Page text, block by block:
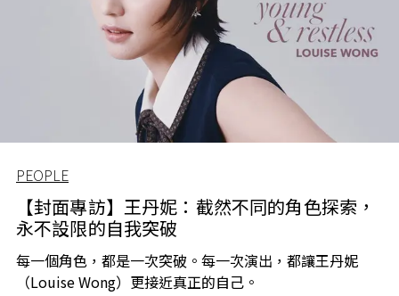
PEOPLE
【封面專訪】王丹妮：截然不同的角色探索，
永不設限的自我突破
每一個角色，都是一次突破。每一次演出，都讓王丹妮
（Louise Wong）更接近真正的自己。